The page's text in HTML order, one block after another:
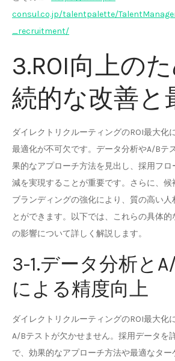
consul.co.jp/talentpalette/
_recruitment/
3.ROI向上の
続的な改善と
ダイレクトリクルーティングのROI最大化
最適化が不可欠です。データ分析やA/Bテ
果的なアプローチ方法を見出し、採用フロ
減を実現することが重要です。さらに、候
ブランディングの強化により、質の高い人
とができます。以下では、これらの具体
の影響について詳しく解説します。
3-1.データ分析と
による精度向上
ダイレクトリクルーティングのROI最大化
A/Bテストが欠かせません。採用データを
で、効果的なアプローチ方法や最適なター